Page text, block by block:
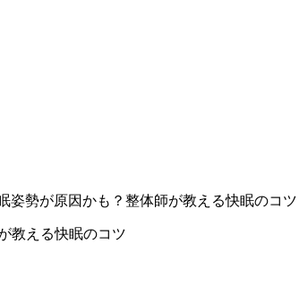
勢が原因かも？整体師が教える快眠のコツ
教える快眠のコツ